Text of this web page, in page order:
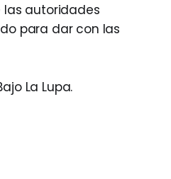
autoridades
para dar con las
La Lupa.